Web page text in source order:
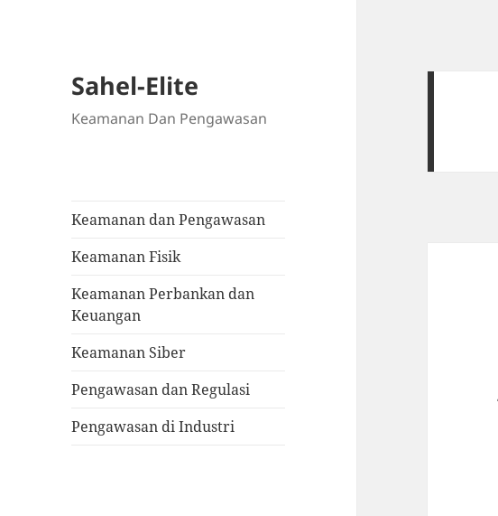
Sahel-Elite
Keamanan Dan Pengawasan
Keamanan dan Pengawasan
Keamanan Fisik
Keamanan Perbankan dan
Keuangan
Keamanan Siber
Pengawasan dan Regulasi
Pengawasan di Industri